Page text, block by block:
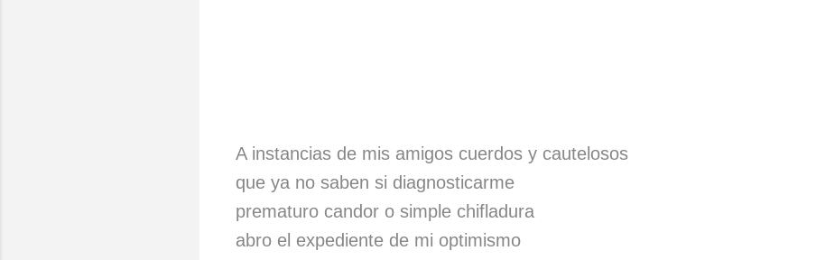
A instancias de mis amigos cuerdos y cautelosos
que ya no saben si diagnosticarme
prematuro candor o simple chifladura
abro el expediente de mi optimismo